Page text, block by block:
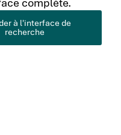
à l'interface de
recherche